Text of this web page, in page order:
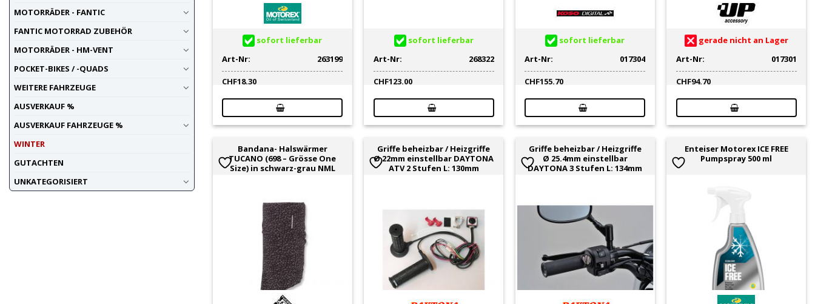
MOTORRÄDER - FANTIC
FANTIC MOTORRAD ZUBEHÖR
MOTORRÄDER - HM-VENT
POCKET-BIKES / -QUADS
WEITERE FAHRZEUGE
AUSVERKAUF %
AUSVERKAUF FAHRZEUGE %
WINTER
GUTACHTEN
UNKATEGORISIERT
sofort lieferbar
Art-Nr:
263199
CHF18.30
sofort lieferbar
Art-Nr:
268322
CHF123.00
sofort lieferbar
Art-Nr:
017304
CHF155.70
gerade nicht an Lager
Art-Nr:
017301
CHF94.70
Bandana- Halswärmer
TUCANO (698 – Grösse One
Size) in schwarz-grau NML
Griffe beheizbar / Heizgriffe
Ø 22mm einstellbar DAYTONA
ATV 2 Stufen L: 130mm
Griffe beheizbar / Heizgriffe
Ø 25.4mm einstellbar
DAYTONA 3 Stufen L: 134mm
Enteiser Motorex ICE FREE
Pumpspray 500 ml